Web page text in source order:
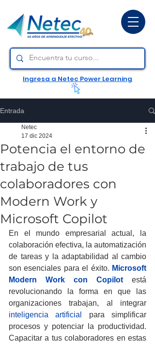
Ingresa a Netec Power Learning
Entrada
Potencia el entorno de
trabajo de tus
colaboradores con
Modern Work y
Microsoft Copilot
Netec
17 dic 2024
En el mundo empresarial actual, la
colaboración efectiva, la automatización
de tareas y la adaptabilidad al cambio
son esenciales para el éxito. Microsoft
Modern Work con Copilot está
revolucionando la forma en que las
inteligencia artificial
para simplificar
procesos y potenciar la productividad.
Capacitar a tus colaboradores en estas